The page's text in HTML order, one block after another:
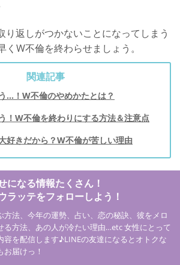
り返しがつかないことになってしまう
くW不倫を終わらせましょう。
関連記事
…！W不倫のやめかたとは？
！W不倫を終わりにする方法＆注意点
好きだから？W不倫が苦しい理由
になる情報たくさん！
ラッテをフォローしよう！
方法、今年の運勢、占い、恋の秘訣、彼をメロ
る方法、あの人が冷たい理由…etc 女性にとって
容を配信します♪LINEの友達になるとオトクな
お届けっ！